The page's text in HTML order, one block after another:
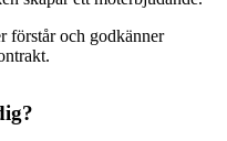
förstår och godkänner